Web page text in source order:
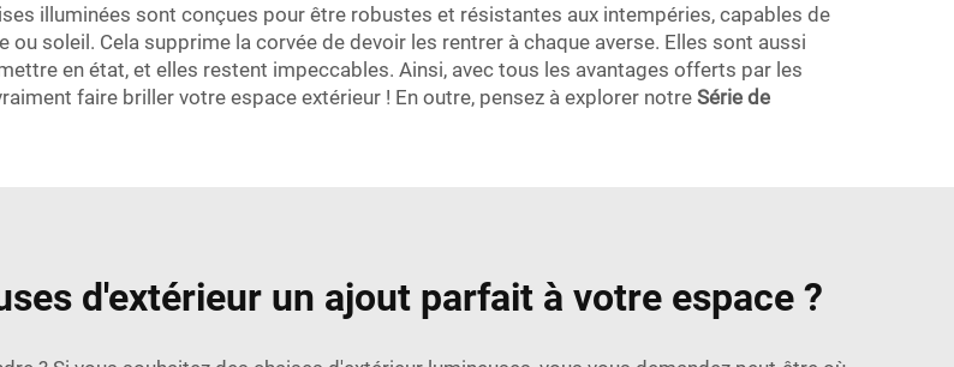
illuminées sont conçues pour être robustes et résistantes aux intempéries, capables de
soleil. Cela supprime la corvée de devoir les rentrer à chaque averse. Elles sont aussi
en état, et elles restent impeccables. Ainsi, avec tous les avantages offerts par les
faire briller votre espace extérieur ! En outre, pensez à explorer notre Série de
d'extérieur un ajout parfait à votre espace ?